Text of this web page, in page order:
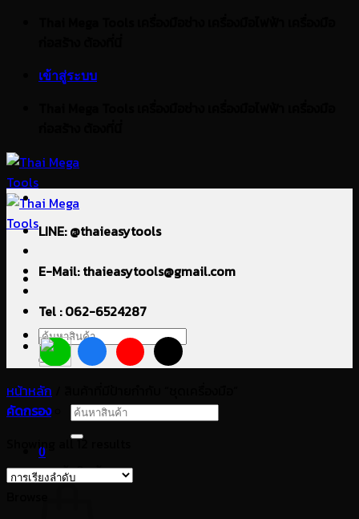
เข้าสู่ระบบ
ค้นหา:
ค้นหา:
0
ตะกร้าสินค้า
LINE: @thaieasytools
E-Mail: thaieasytools@gmail.com
Tel : 062-6524287
หน้าหลัก
คัดกรอง
Showing all 12 results